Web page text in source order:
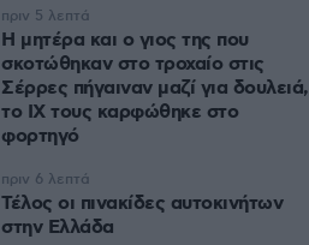
Η μητέρα και ο γιος της που
σκοτώθηκαν στο τροχαίο στις
Σέρρες πήγαιναν μαζί για δουλειά,
το ΙΧ τους καρφώθηκε στο
φορτηγό
πριν 5 λεπτά
Τέλος οι πινακίδες αυτοκινήτων
στην Ελλάδα
πριν 6 λεπτά